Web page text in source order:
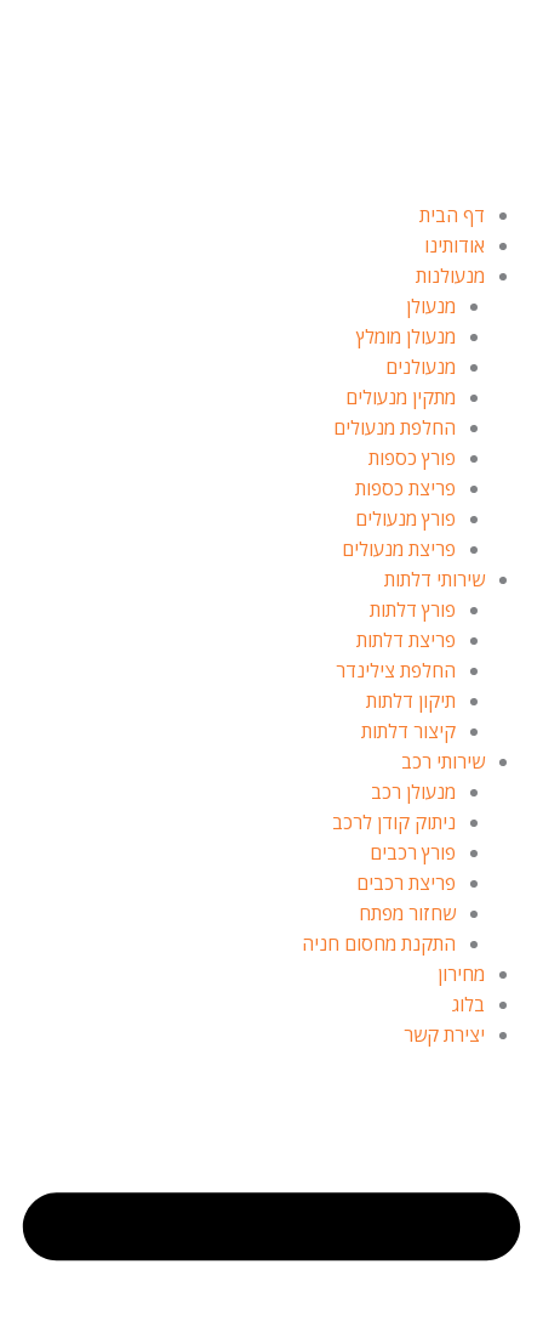
דף הבית
אודותינו
מנעולנות
מנעולן
מנעולן מומלץ
מנעולנים
מתקין מנעולים
החלפת מנעולים
פורץ כספות
פריצת כספות
פורץ מנעולים
פריצת מנעולים
שירותי דלתות
פורץ דלתות
פריצת דלתות
החלפת צילינדר
תיקון דלתות
קיצור דלתות
שירותי רכב
מנעולן רכב
ניתוק קודן לרכב
פורץ רכבים
פריצת רכבים
שחזור מפתח
התקנת מחסום חניה
מחירון
בלוג
יצירת קשר